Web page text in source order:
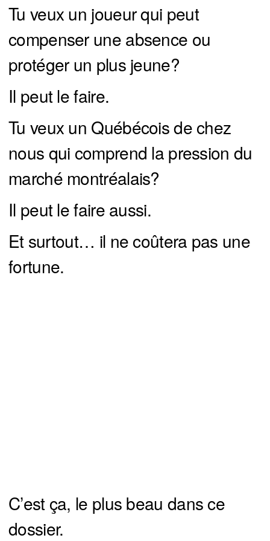
Tu veux un joueur qui peut
compenser une absence ou
protéger un plus jeune?
Il peut le faire.
Tu veux un Québécois de chez
nous qui comprend la pression du
marché montréalais?
Il peut le faire aussi.
Et surtout… il ne coûtera pas une
fortune.
C’est ça, le plus beau dans ce
dossier.